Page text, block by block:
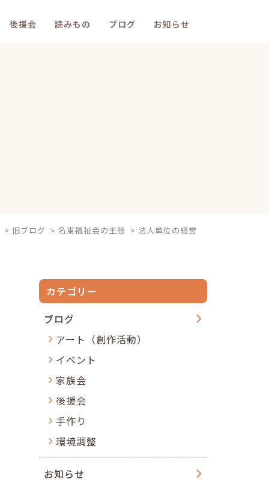
後援会 読みもの ブログ お知らせ
> 旧ブログ > 名東福祉会の主張 > 法人単位の経営
カテゴリー
ブログ
アート（創作活動）
イベント
家族会
後援会
手作り
環境調整
お知らせ